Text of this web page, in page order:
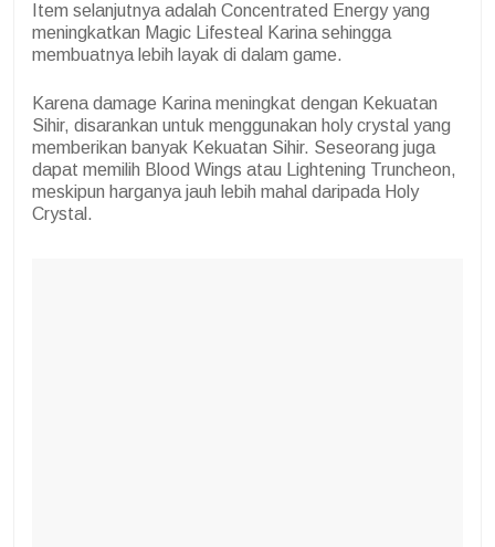
Item selanjutnya adalah Concentrated Energy yang
meningkatkan Magic Lifesteal Karina sehingga
membuatnya lebih layak di dalam game.
Karena damage Karina meningkat dengan Kekuatan
Sihir, disarankan untuk menggunakan holy crystal yang
memberikan banyak Kekuatan Sihir. Seseorang juga
dapat memilih Blood Wings atau Lightening Truncheon,
meskipun harganya jauh lebih mahal daripada Holy
Crystal.